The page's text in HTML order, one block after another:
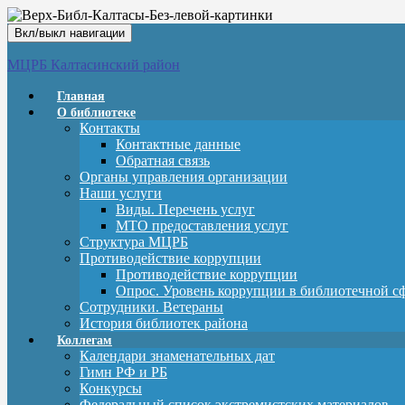
Вкл/выкл навигации
МЦРБ Калтасинский район
Главная
О библиотеке
Контакты
Контактные данные
Обратная связь
Органы управления организации
Наши услуги
Виды. Перечень услуг
МТО предоставления услуг
Структура МЦРБ
Противодействие коррупции
Противодействие коррупции
Опрос. Уровень коррупции в библиотечной
Сотрудники. Ветераны
История библиотек района
Коллегам
Календари знаменательных дат
Гимн РФ и РБ
Конкурсы